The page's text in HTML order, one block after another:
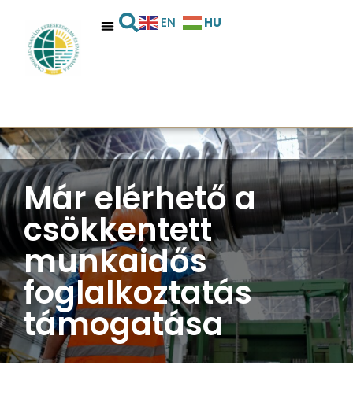
EN HU
Már elérhető a
csökkentett
munkaidős
foglalkoztatás
támogatása